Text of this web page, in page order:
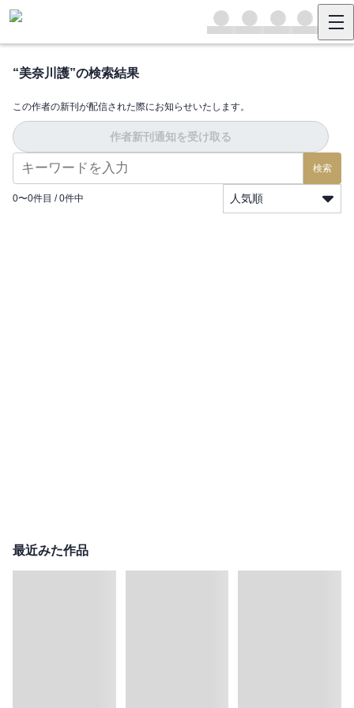
“美奈川護”の検索結果
この作者の新刊が配信された際にお知らせいたします。
作者新刊通知を受け取る
検索
0〜0件目 / 0件中 人気順
最近みた作品